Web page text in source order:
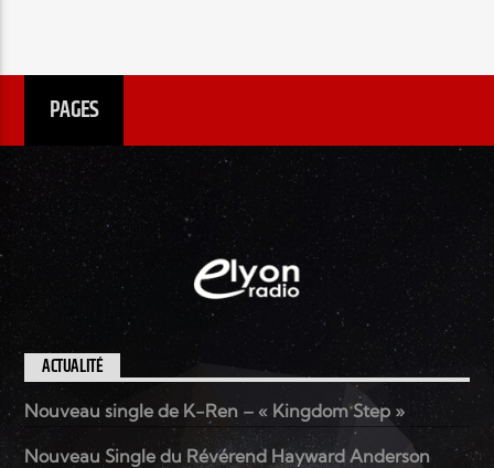
PAGES
ACTUALITÉ
Nouveau single de K-Ren – « Kingdom Step »
Nouveau Single du Révérend Hayward Anderson